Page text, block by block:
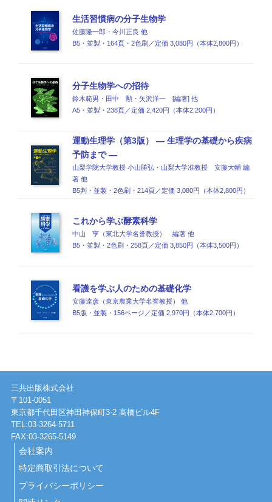
生活習慣病の分子生物学
佐藤隆一郎・今川正良 他
B5・並製・164頁・2色刷／定価 3,080円（本体2,800円）
分子生物学への招待
鈴木範男・田中 勲・矢沢洋一 [編著] 他
A5・並製・238頁／定価 2,420円（本体2,200円）
運動生理学（第3版） ― 生理学の基礎から疾病
予防まで ―
山梨学院大学教授 小山勝弘・山梨大学准教授 安藤大輔 編
著 他
B5判・並製・2色刷・214頁／定価 3,080円（本体2,800円）
これから学ぶ酵素科学
中山 亨（東北大学名誉教授） 編著 他
B5・並製・2色刷・258頁／定価 3,850円（本体3,500円）
看護を学ぶ人のための基礎化学
安藤達彦（東京農業大学名誉教授） 他
B5版・並製・156ページ／定価 2,970円（本体2,700円）
三共出版株式会社
〒101-0051
東京都千代田区神田神保町3-2 高橋ビル4F
TEL:03-3264-5711
FAX:03-3265-5149
会社案内
特定商取引法について
プライバシーポリシー